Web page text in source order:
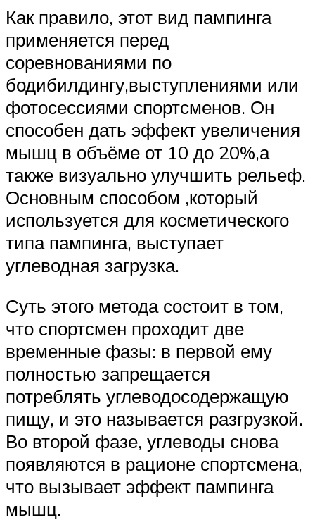
Как правило, этот вид пампинга
применяется перед
соревнованиями по
бодибилдингу,выступлениями или
фотосессиями спортсменов. Он
способен дать эффект увеличения
мышц в объёме от 10 до 20%,а
также визуально улучшить рельеф.
Основным способом ,который
используется для косметического
типа пампинга, выступает
углеводная загрузка.
Суть этого метода состоит в том,
что спортсмен проходит две
временные фазы: в первой ему
полностью запрещается
потреблять углеводосодержащую
пищу, и это называется разгрузкой.
Во второй фазе, углеводы снова
появляются в рационе спортсмена,
что вызывает эффект пампинга
мышц.